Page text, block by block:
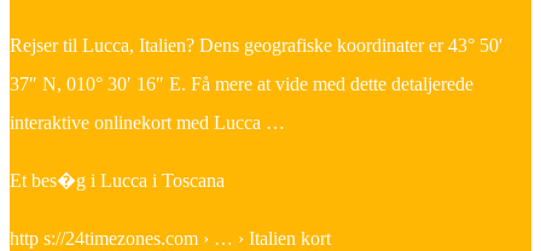
Rejser til Lucca, Italien? Dens geografiske koordinater er 43° 50′
37″ N, 010° 30′ 16″ E. Få mere at vide med dette detaljerede
interaktive onlinekort med Lucca …
Et bes�g i Lucca i Toscana
http s://24timezones.com › … › Italien kort